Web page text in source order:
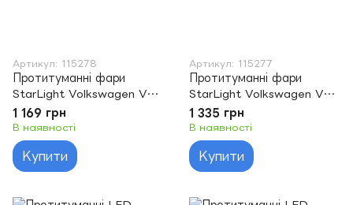
Артикул: 115278
Протитуманні фари
StarLight Volkswagen VW
Golf/Jetta/Polo/Touareg/T
iguan/Caddy жовте/біле
світло 40W ПТФ FOG
1 169 грн
В наявності
Купити
Артикул: 115277
Протитуманні фари
StarLight Volkswagen VW
T5/Jetta 6/Golf
6/Touareg/Tiguan/Caddy
жовте/біле світло 40W
ПТФ FOG
1 335 грн
В наявності
Купити